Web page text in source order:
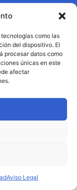
como las
del dispositivo. El
procesar datos como
únicas en este
afectar
Aviso Legal